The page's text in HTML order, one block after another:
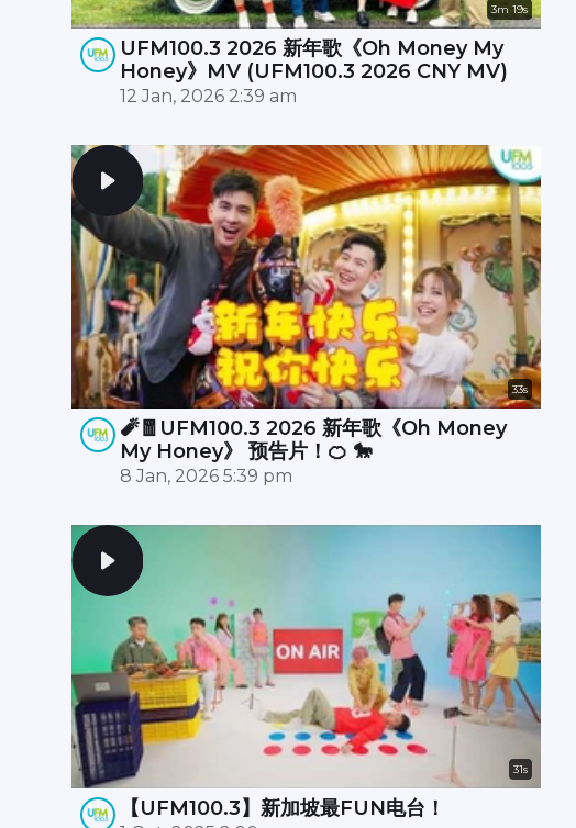
3m 19s
UFM100.3 2026 新年歌《Oh Money My
Honey》MV (UFM100.3 2026 CNY MV)
12 Jan, 2026 2:39 am
33s
🧨🧧UFM100.3 2026 新年歌《Oh Money
My Honey》 预告片！🍊 🐎
8 Jan, 2026 5:39 pm
31s
【UFM100.3】新加坡最FUN电台！